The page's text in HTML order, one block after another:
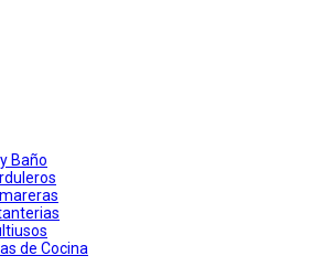
Baño
de Cocina